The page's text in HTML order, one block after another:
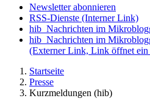
Newsletter abonnieren
RSS-Dienste (Interner Link)
hib_Nachrichten im
hib_Nachrichten im
(Externer Link, Link öffnet ein
Startseite
Presse
Kurzmeldungen (hib)